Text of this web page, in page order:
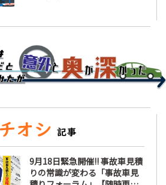
9月18日緊急開催!! 事故車見積
りの常識が変わる「事故車見